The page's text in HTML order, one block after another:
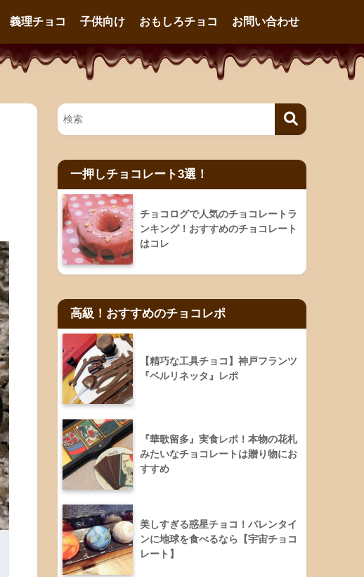
義理チョコ 子供向け おもしろチョコ お問い合わせ
一押しチョコレート3選！
チョコログで人気のチョコレートラ
ンキング！おすすめのチョコレート
はコレ
高級！おすすめのチョコレポ
【精巧な工具チョコ】神戸フランツ
『ベルリネッタ』レポ
『華歌留多』実食レポ！本物の花札
みたいなチョコレートは贈り物にお
すすめ
美しすぎる惑星チョコ！バレンタイ
ンに地球を食べるなら【宇宙チョコ
レート】